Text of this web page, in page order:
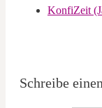
KonfiZeit
Schreibe